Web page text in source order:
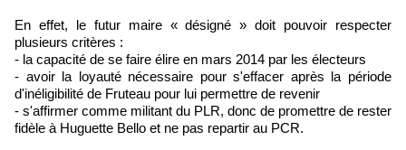
En effet, le futur maire « désigné » doit pouvoir respecter
plusieurs critères :
- la capacité de se faire élire en mars 2014 par les électeurs
- avoir la loyauté nécessaire pour s'effacer après la période
d'inéligibilité de Fruteau pour lui permettre de revenir
- s'affirmer comme militant du PLR, donc de promettre de rester
fidèle à Huguette Bello et ne pas repartir au PCR.